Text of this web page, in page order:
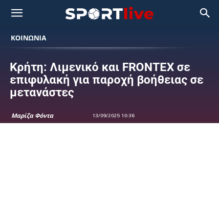
ΚΟΙΝΩΝΙΑ
Κρήτη: Λιμενικό και FRONTEX σε
επιφυλακή για παροχή βοήθειας σε
μετανάστες
Μαρίζα Φόντα 13/09/2025 10:36